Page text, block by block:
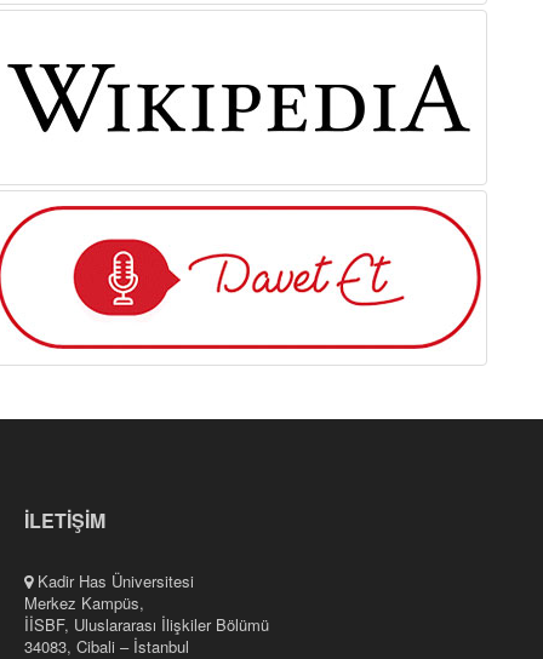
İLETİŞİM
Kadir Has Üniversitesi
Merkez Kampüs,
İİSBF, Uluslararası İlişkiler Bölümü
34083, Cibali – İstanbul